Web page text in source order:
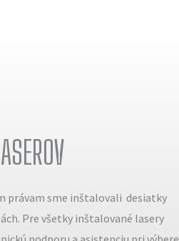
právam sme inštalovali desiatky
Pre všetky inštalované lasery